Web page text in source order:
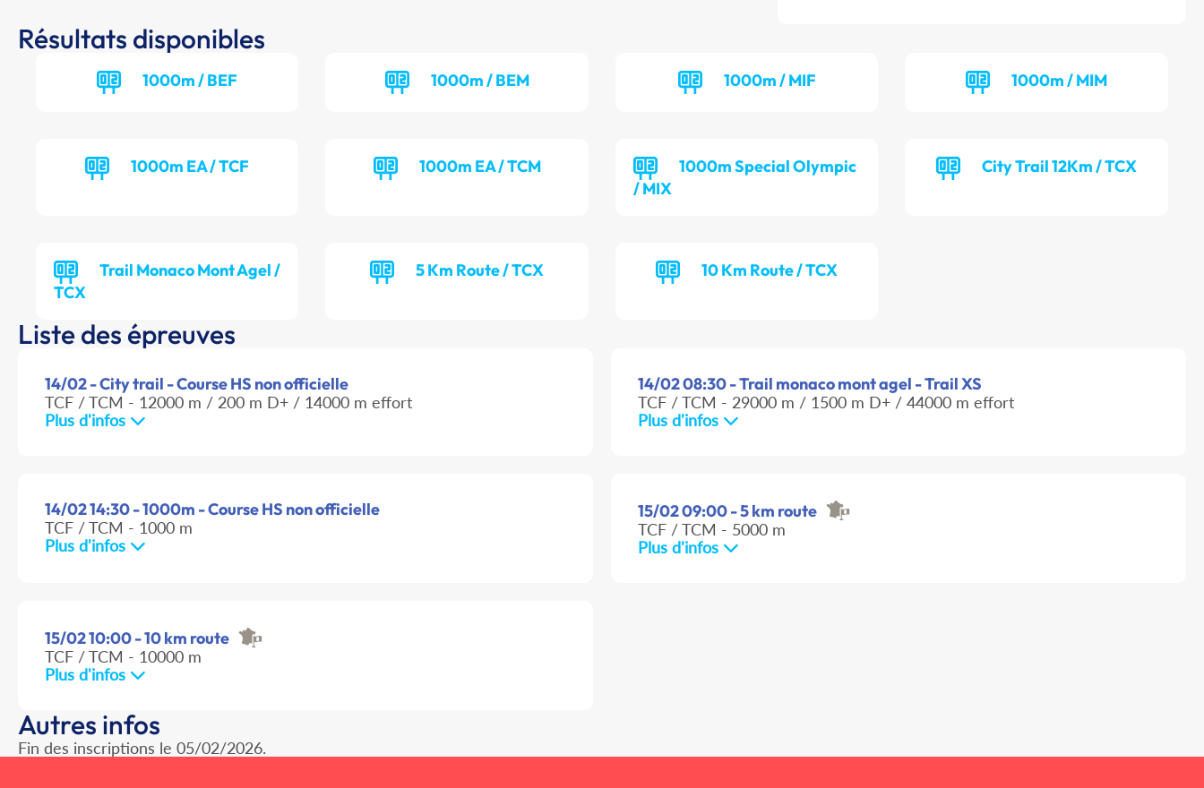
Résultats disponibles
1000m / BEF 1000m / BEM 1000m / MIF 1000m / MIM
1000m EA / TCF 1000m EA / TCM
1000m Special Olympic
/ MIX
City Trail 12Km / TCX
Trail Monaco Mont Agel /
TCX
5 Km Route / TCX 10 Km Route / TCX
Liste des épreuves
14/02 - City trail - Course HS non officielle
TCF / TCM - 12000 m / 200 m D+ / 14000 m effort
Plus d'infos
14/02 08:30 - Trail monaco mont agel - Trail XS
TCF / TCM - 29000 m / 1500 m D+ / 44000 m effort
Plus d'infos
14/02 14:30 - 1000m - Course HS non officielle
TCF / TCM - 1000 m
Plus d'infos
15/02 09:00 - 5 km route
TCF / TCM - 5000 m
Plus d'infos
15/02 10:00 - 10 km route
TCF / TCM - 10000 m
Plus d'infos
Autres infos
Fin des inscriptions le 05/02/2026.